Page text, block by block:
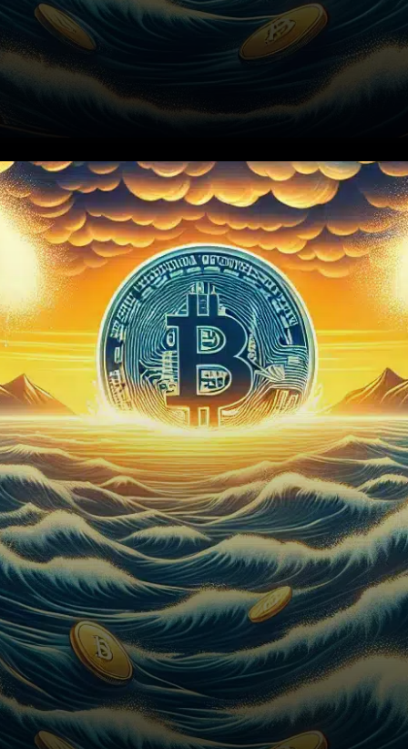
Le 8 décembre 2025,
Standard Chartered a pris une
décision retentissante en
révisant drastiquement à la
baisse ses prévisions du…